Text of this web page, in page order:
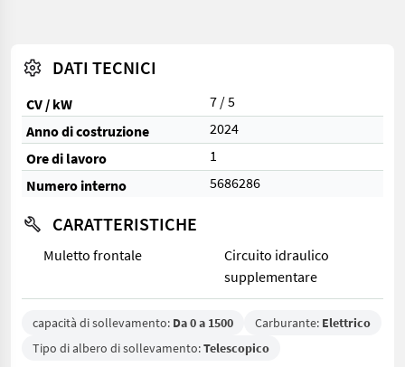
DATI TECNICI
CV / kW
7 / 5
Anno di costruzione
2024
Ore di lavoro
1
Numero interno
5686286
CARATTERISTICHE
Muletto frontale
Circuito idraulico
supplementare
capacità di sollevamento: Da 0 a 1500 Carburante: Elettrico
Tipo di albero di sollevamento:Telescopico